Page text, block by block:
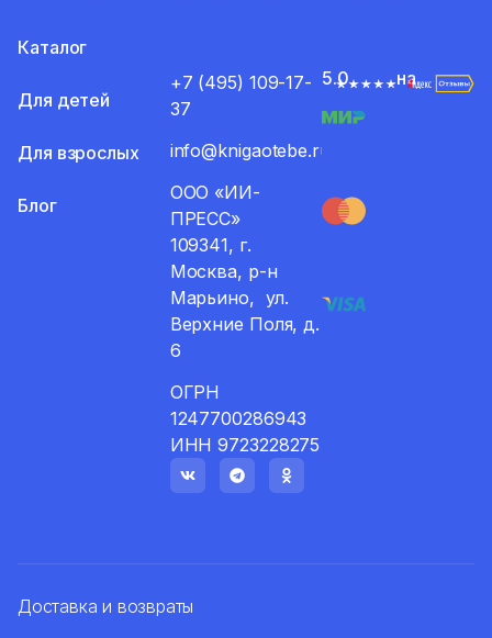
+7 (495) 109-17-
37
info@knigaotebe.ru
ООО «ИИ-
ПРЕСС»
109341, г.
Москва, р-н
Марьино, ул.
Верхние Поля, д.
6
ОГРН
1247700286943
ИНН 9723228275
Каталог
Для детей
Для взрослых
Блог
5.0 на
Доставка и возвраты